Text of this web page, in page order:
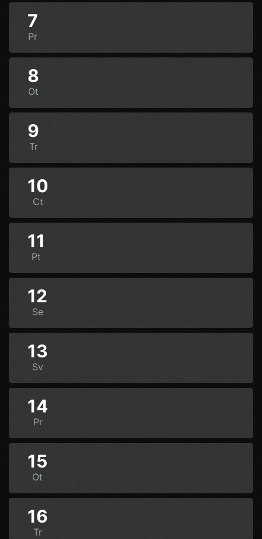
7
Pr
8
Ot
9
Tr
10
Ct
11
Pt
12
Se
13
Sv
14
Pr
15
Ot
16
Tr